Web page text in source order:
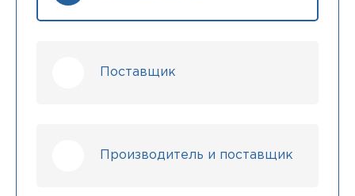
Поставщик
Производитель и поставщик